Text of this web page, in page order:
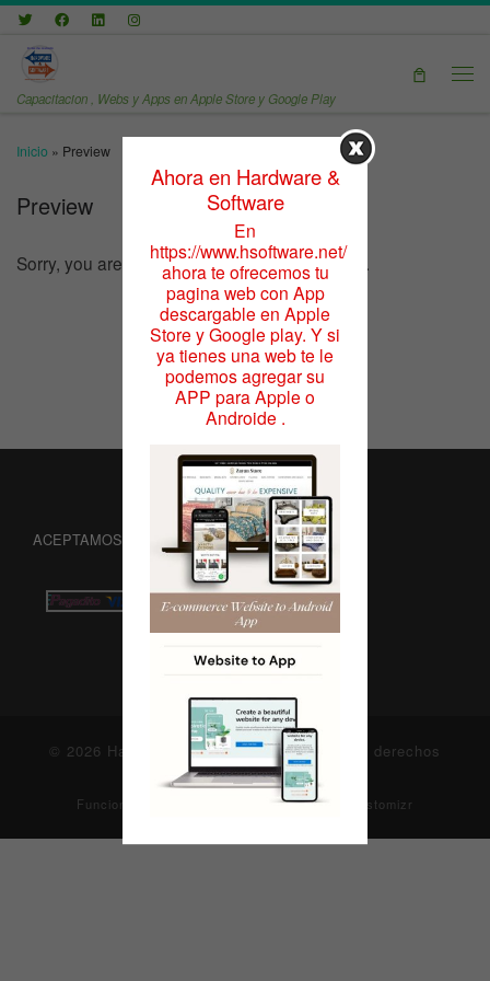
Saltar al contenido
Capacitacion , Webs y Apps en Apple Store y Google Play
Inicio » Preview
Preview
Sorry, you are not allowed to access this page.
ACEPTAMOS TARJETAS
© 2026 Hardware & Software...– Todos los derechos
reservados
Funciona con – Diseñado con elTema Customizr
Ahora en Hardware &
Software
En
https://www.hsoftware.net/
ahora te ofrecemos tu
pagina web con App
descargable en Apple
Store y Google play. Y si
ya tienes una web te le
podemos agregar su
APP para Apple o
Androide .